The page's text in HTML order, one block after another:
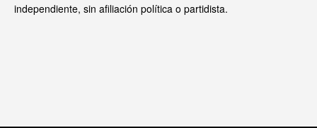
independiente, sin afiliación política o partidista.